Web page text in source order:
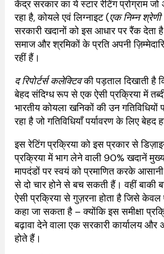
केंद्र सरकार का ये स्टार रेटिंग प्रोग्राम
रहा है, कोयले एवं लिग्नाइट (एक निम्न
सरकारी खदानों को इस आधार पर रैंक देता
समाज और श्रमिकों के प्रति अपनी
रहीं हैं।
द रिपोर्टर्स कलेक्टिवकी पड़ताल दिखाती है
बेहद संदिग्ध रूप से एक ऐसी प्रक्रिया में
भारतीय कोयला खनिकों की उन गतिविधियों
रहा है जो गतिविधियाँ पर्यावरण के लिए बेहद
इस रेटिंग प्रक्रिया को इस प्रकार से
प्रक्रिया में भाग लेने वाली 90% खदानें मुख्य
मापदंडों पर स्वयं को प्रमाणित करके आसानी
से दो चार होने से बच सकती हैं। वहीं बाकी
ऐसी प्रक्रिया से गुज़रना होता है जिसे केवल
कहा जा सकता है – क्योंकि इस समीक्षा
बढ़ावा देने वाला एक सरकारी कार्यालय
होते हैं।